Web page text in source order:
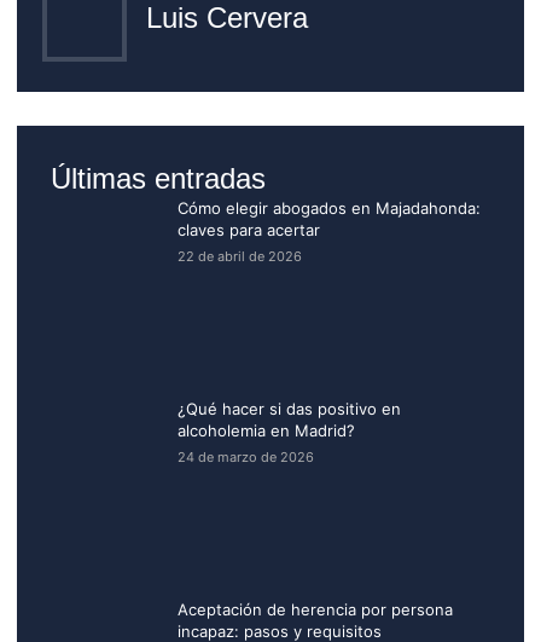
Luis Cervera
Últimas entradas
Cómo elegir abogados en Majadahonda:
claves para acertar
22 de abril de 2026
¿Qué hacer si das positivo en
alcoholemia en Madrid?
24 de marzo de 2026
Aceptación de herencia por persona
incapaz: pasos y requisitos